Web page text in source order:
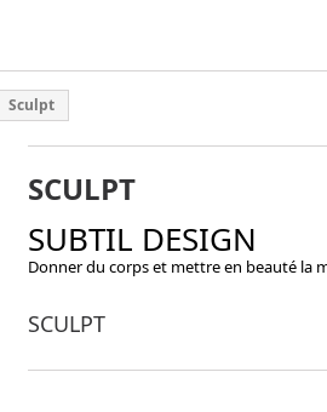
Sculpt
SCULPT
SUBTIL DESIGN
Donner du corps et mettre en beauté la
SCULPT